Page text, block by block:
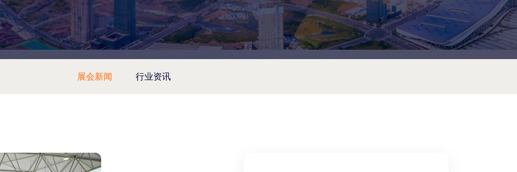
展会新闻 行业资讯